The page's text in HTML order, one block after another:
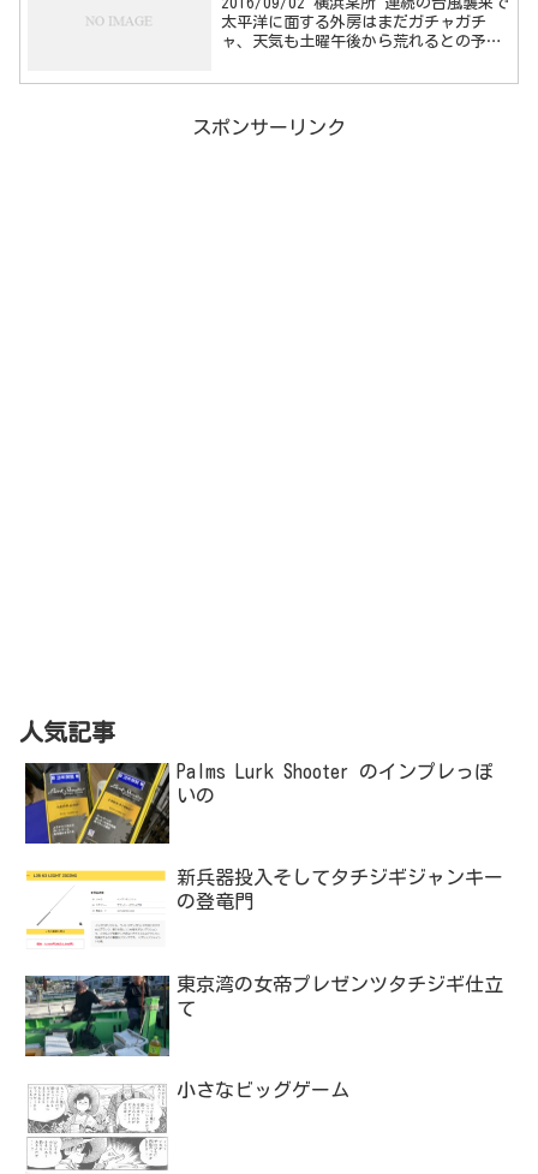
太平洋に面する外房はまだガチャガチ
ャ、天気も土曜午後から荒れるとの予報
わってから向かい、21時ごろついてみる
情報もあっ...
スポンサーリンク
人気記事
Palms Lurk Shooter のインプレっぽ
いの
新兵器投入そしてタチジギジャンキー
の登竜門
東京湾の女帝プレゼンツタチジギ仕立
て
小さなビッグゲーム